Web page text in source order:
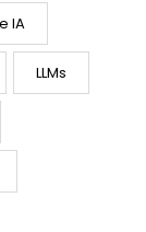
IA
LLMs